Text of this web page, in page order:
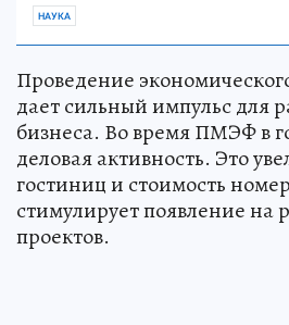
НАУКА
Проведение
дает сильный импульс для
бизнеса. Во время ПМЭФ в
деловая активность. Это
гостиниц и стоимость
стимулирует появление на
проектов.